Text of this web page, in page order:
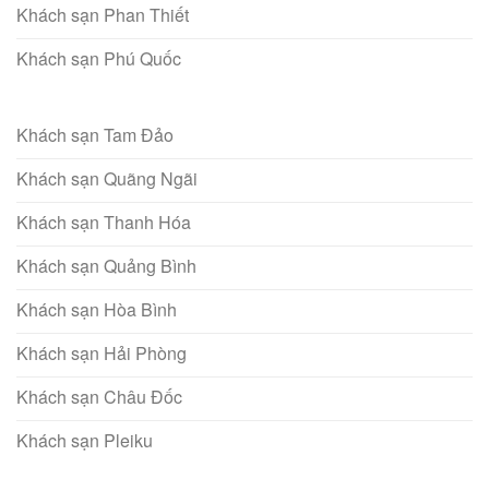
Khách sạn Phan Thiết
Khách sạn Phú Quốc
Khách sạn Tam Đảo
Khách sạn Quãng Ngãi
Khách sạn Thanh Hóa
Khách sạn Quảng Bình
Khách sạn Hòa Bình
Khách sạn Hải Phòng
Khách sạn Châu Đốc
Khách sạn Pleiku